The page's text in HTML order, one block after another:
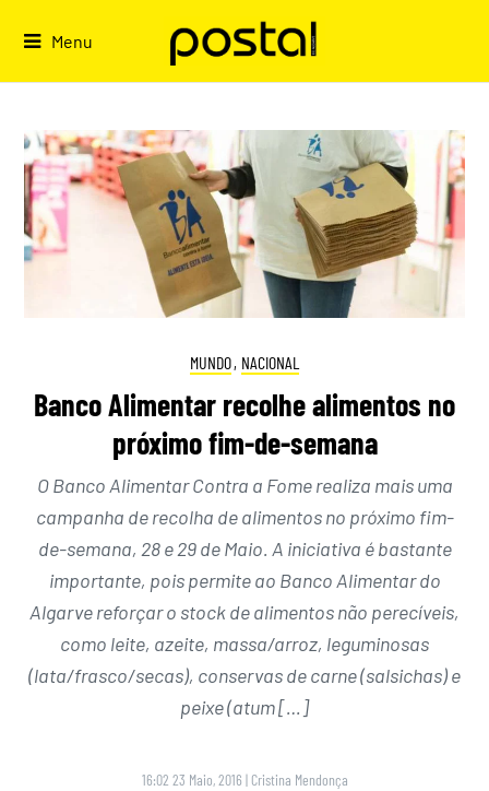
Menu
MUNDO, NACIONAL
Banco Alimentar recolhe alimentos no
próximo fim-de-semana
O Banco Alimentar Contra a Fome realiza mais uma
campanha de recolha de alimentos no próximo fim-
de-semana, 28 e 29 de Maio. A iniciativa é bastante
importante, pois permite ao Banco Alimentar do
Algarve reforçar o stock de alimentos não perecíveis,
como leite, azeite, massa/arroz, leguminosas
(lata/frasco/secas), conservas de carne (salsichas) e
peixe (atum […]
16:02 23 Maio, 2016 | Cristina Mendonça